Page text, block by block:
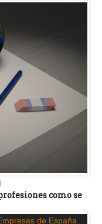
como se